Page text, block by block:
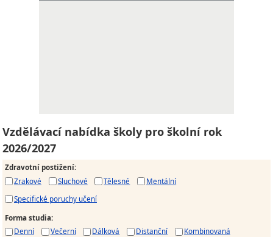
Vzdělávací nabídka školy pro školní rok
2026/2027
Zdravotní postižení:
Zrakové
Sluchové Tělesné
Mentální
Specifické poruchy učení
Forma studia:
Denní
Večerní Dálková Distanční Kombinovaná